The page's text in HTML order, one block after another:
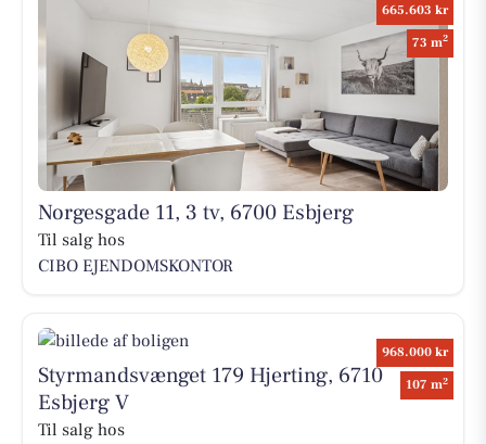
665.603 kr
73 m2
Norgesgade 11, 3 tv, 6700 Esbjerg
Til salg hos
CIBO EJENDOMSKONTOR
968.000 kr
107 m2
Styrmandsvænget 179 Hjerting, 6710
Esbjerg V
Til salg hos